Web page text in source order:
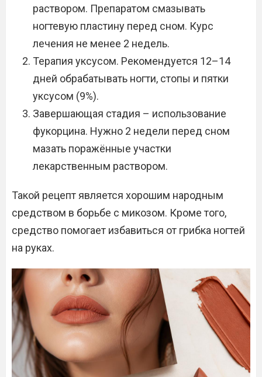
раствором. Препаратом смазывать
ногтевую пластину перед сном. Курс
лечения не менее 2 недель.
Терапия уксусом. Рекомендуется 12–14
дней обрабатывать ногти, стопы и пятки
уксусом (9%).
Завершающая стадия – использование
фукорцина. Нужно 2 недели перед сном
мазать поражённые участки
лекарственным раствором.
Такой рецепт является хорошим народным
средством в борьбе с микозом. Кроме того,
средство помогает избавиться от грибка ногтей
на руках.